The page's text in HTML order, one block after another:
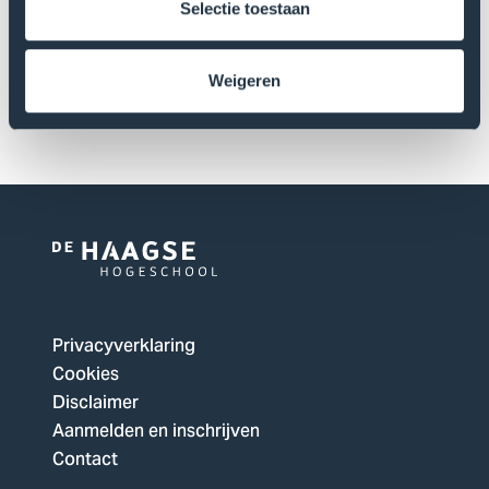
Selectie toestaan
Weigeren
Versturen
Logo
De
Haagse
Hogeschool,
ga
naar
de
Privacyverklaring
Cookies
Disclaimer
Aanmelden en inschrijven
Contact